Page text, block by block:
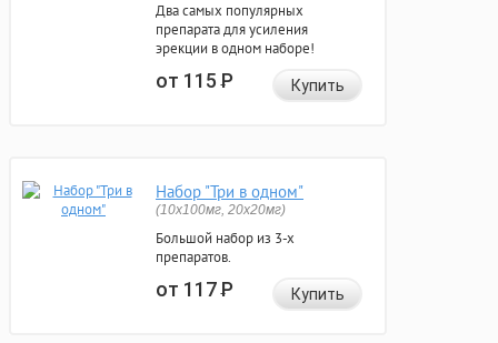
Два самых популярных
препарата для усиления
эрекции в одном наборе!
от 115Р Купить
Набор "Три в одном"
(10x100мг, 20x20мг)
Большой набор из 3-х
препаратов.
от 117Р Купить